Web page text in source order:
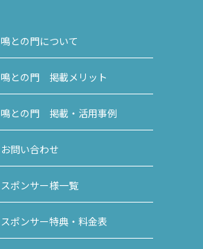
鳴との門について
鳴との門 掲載メリット
鳴との門 掲載・活用事例
お問い合わせ
スポンサー様一覧
スポンサー特典・料金表